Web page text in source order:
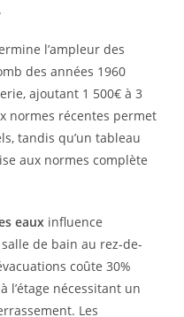
l’ampleur des
des années 1960
ajoutant 1 500€ à 3
normes récentes permet
tandis qu’un tableau
aux normes complète
eaux influence
de bain au rez-de-
coûte 30%
l’étage nécessitant un
Les